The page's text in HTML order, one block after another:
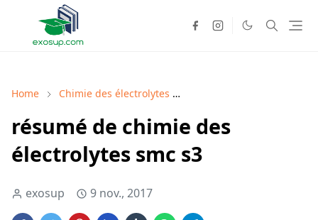
Home Chimie des électrolytes
résumé de chimie des
électrolytes smc s3
exosup 9 nov., 2017